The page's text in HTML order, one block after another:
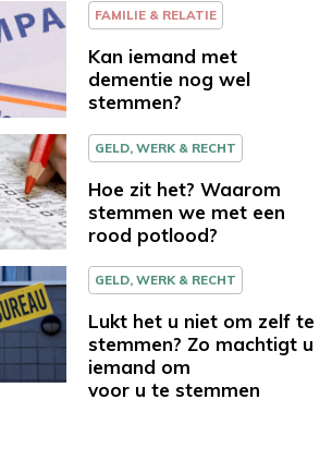
FAMILIE & RELATIE
Kan iemand met
dementie nog wel
stemmen?
GELD, WERK & RECHT
Hoe zit het? Waarom
stemmen we met een
rood potlood?
GELD, WERK & RECHT
Lukt het u niet om zelf te
stemmen? Zo machtigt u
iemand om
voor u te stemmen